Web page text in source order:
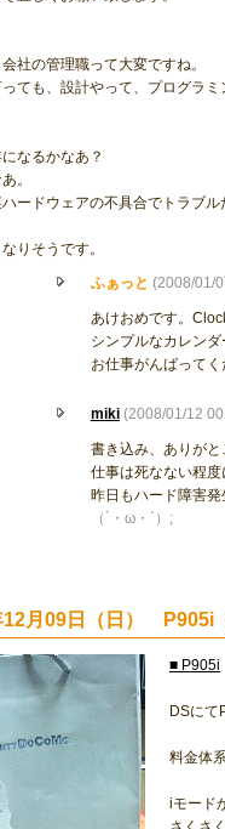
社の管理職って大変ですね。
ても、設計やって、プログラ
なるかなあ？
。
ードウェアの不具合でトラブル
りそうです。
ふぁっと (2008/01/
あけおめです。
シンプルなカレン
お仕事がんばってく
miki (2008/01/12
書き込み、ありがと
仕事は死なない程度
昨日もハード障害発
（´・ω・`）;
12月09日（日） P905i
■ P905i
DSにて
料金体
iモード